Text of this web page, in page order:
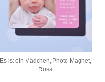
Es ist ein Mädchen, Photo-Magnet,
Rosa